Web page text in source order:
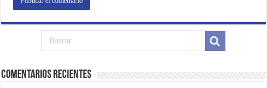
Comentarios Recientes